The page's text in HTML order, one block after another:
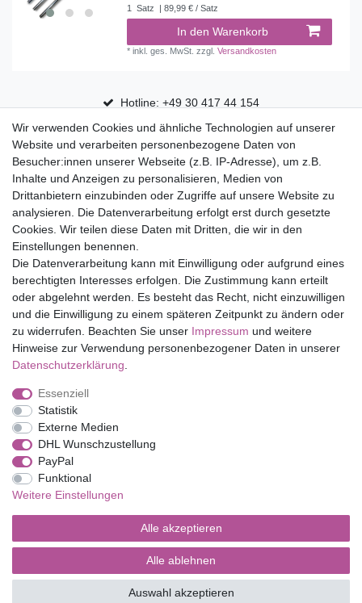
1 Satz | 89,99 € / Satz
In den Warenkorb
*inkl. ges. MwSt. zzgl.Versandkosten
Hotline: +49 30 417 44 154
30 Tage Rückgaberecht
Versandfrei ab 75 € in Deutschland
Top Marken
Eduplay
Folia Bringmann
Shop
Mein Konto
Service
Versandkosten
Impressum
Barrierefreiheitserklärung
Vertrag widerrufen
Wir verwenden Cookies und ähnliche Technologien auf unserer
Website und verarbeiten personenbezogene Daten von
Besucher:innen unserer Webseite (z.B. IP-Adresse), um z.B.
Inhalte und Anzeigen zu personalisieren, Medien von
Drittanbietern einzubinden oder Zugriffe auf unsere Website zu
analysieren. Die Datenverarbeitung erfolgt erst durch gesetzte
Cookies. Wir teilen diese Daten mit Dritten, die wir in den
Einstellungen benennen.
Die Datenverarbeitung kann mit Einwilligung oder aufgrund eines
berechtigten Interesses erfolgen. Die Zustimmung kann erteilt
oder abgelehnt werden. Es besteht das Recht, nicht einzuwilligen
und die Einwilligung zu einem späteren Zeitpunkt zu ändern oder
zu widerrufen. Beachten Sie unser Impressum und weitere
Hinweise zur Verwendung personenbezogener Daten in unserer
Daten­schutz­erklärung
Essenziell
Statistik
Externe Medien
DHL Wunschzustellung
PayPal
Funktional
Weitere Einstellungen
Alle akzeptieren
Alle ablehnen
Auswahl akzeptieren